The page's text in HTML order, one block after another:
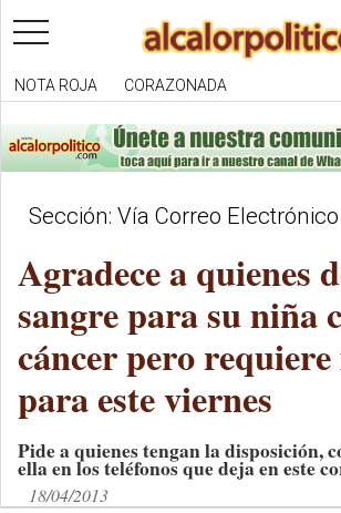
toggle
navigation
NOTA ROJA CORAZONADA
Sección: Vía Correo Electrónico
Agradece a quienes
sangre para su niña
cáncer pero requiere
para este viernes
Pide a quienes tengan la disposición,
ella en los teléfonos que deja en este
18/04/2013